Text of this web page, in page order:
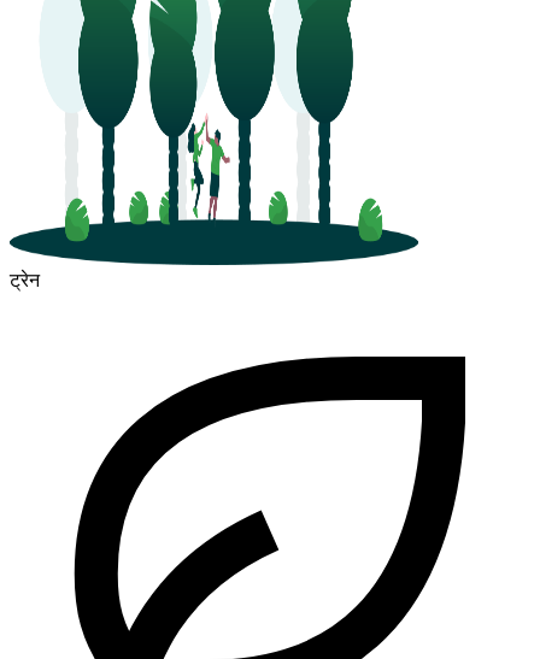
ट्रेन